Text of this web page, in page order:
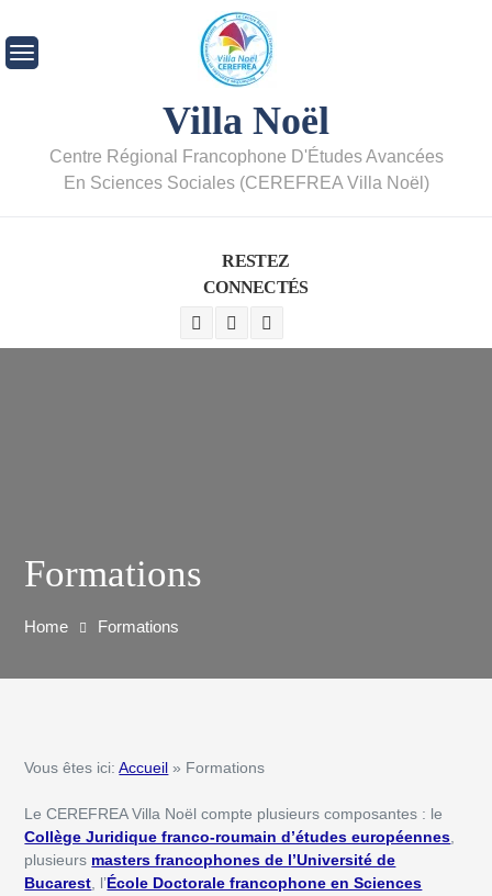
Villa Noël
Centre Régional Francophone D'Études Avancées
En Sciences Sociales (CEREFREA Villa Noël)
RESTEZ
CONNECTÉS
Formations
Home Formations
Vous êtes ici:Accueil » Formations
Le CEREFREA Villa Noël compte plusieurs composantes : le
Collège Juridique franco-roumain d’études européennes
plusieurs masters francophones de l’Université de
Bucarest , l’École Doctorale francophone en Sciences